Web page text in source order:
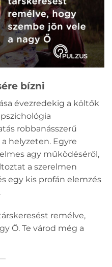
bízni
évezredekig a költők
robbanásszerű
helyzeten. Egyre
agy működéséről,
a szerelmen
egy kis profán elemzés
remélve,
Ő. Te várod még a